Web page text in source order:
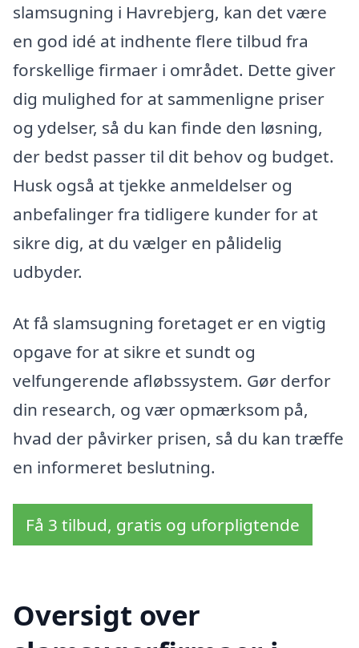
slamsugning i Havrebjerg, kan det være
en god idé at indhente flere tilbud fra
forskellige firmaer i området. Dette giver
dig mulighed for at sammenligne priser
og ydelser, så du kan finde den løsning,
der bedst passer til dit behov og budget.
Husk også at tjekke anmeldelser og
anbefalinger fra tidligere kunder for at
sikre dig, at du vælger en pålidelig
udbyder.
At få slamsugning foretaget er en vigtig
opgave for at sikre et sundt og
velfungerende afløbssystem. Gør derfor
din research, og vær opmærksom på,
hvad der påvirker prisen, så du kan træffe
en informeret beslutning.
Få 3 tilbud, gratis og uforpligtende
Oversigt over